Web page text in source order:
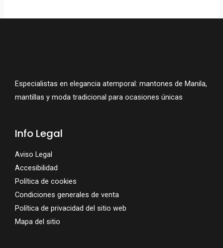
Especialistas en elegancia atemporal: mantones de Manila,
mantillas y moda tradicional para ocasiones únicas
Info Legal
Aviso Legal
Accesibilidad
Política de cookies
Condiciones generales de venta
Política de privacidad del sitio web
Mapa del sitio